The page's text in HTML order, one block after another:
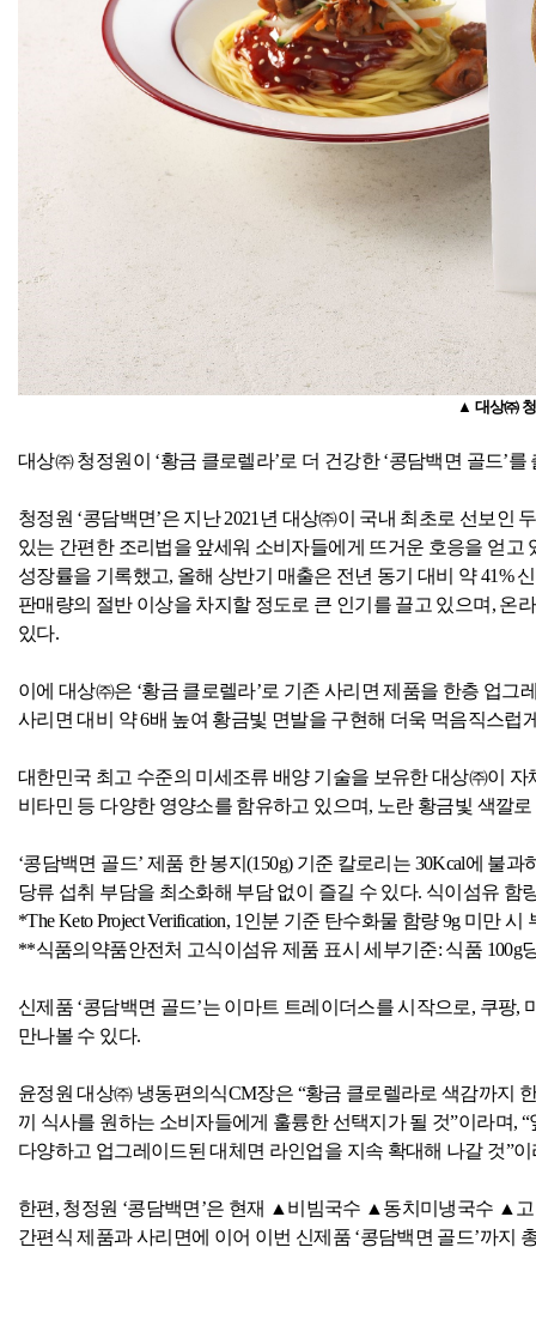
▲ 대상㈜
대상㈜ 청정원이 ‘황금 클로렐라’로 더 건강한 ‘콩담백면 골드’를
청정원 ‘콩담백면’은 지난2021 년 대상㈜이 국내 최초로 선보인
있는 간편한 조리법을 앞세워 소비자들에게 뜨거운 호응을 얻고
성장률을 기록했고, 올해 상반기 매출은 전년 동기 대비 약41%
판매량의 절반 이상을 차지할 정도로 큰 인기를 끌고 있으며 , 온
있다.
이에 대상㈜은 ‘황금 클로렐라’로 기존 사리면 제품을 한층 업그
사리면 대비 약6배 높여 황금빛 면발을 구현해 더욱 먹음직스럽
대한민국 최고 수준의 미세조류 배양 기술을 보유한 대상㈜이 자
비타민 등 다양한 영양소를 함유하고 있으며, 노란 황금빛 색깔
‘콩담백면 골드’ 제품 한 봉지(150g) 기준 칼로리는 30Kcal에 불과
당류 섭취 부담을 최소화해 부담 없이 즐길 수 있다. 식이섬유 함
*The Keto Project Verification, 1인분 기준 탄수화물 함량9g 미만 시
**식품의약품안전처 고식이섬유 제품 표시 세부기준: 식품 100g
신제품 ‘콩담백면 골드’는 이마트 트레이더스를 시작으로, 쿠팡,
만나볼 수 있다.
윤정원 대상㈜ 냉동편의식CM장은 “황금 클로렐라로 색감까지
끼 식사를 원하는 소비자들에게 훌륭한 선택지가 될 것”이라며, “
다양하고 업그레이드된 대체면 라인업을 지속 확대해 나갈 것”
한편 , 청정원 ‘콩담백면’은 현재 ▲비빔국수 ▲동치미냉국수 ▲
간편식 제품과 사리면에 이어 이번 신제품 ‘콩담백면 골드’까지